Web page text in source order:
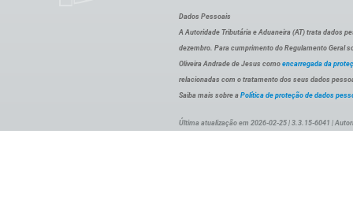
Dados Pessoais
A Autoridade Tributária e Aduaneira (AT) trata dados
dezembro. Para cumprimento do Regulamento Geral
Oliveira Andrade de Jesus como encarregada da
relacionadas com o tratamento dos seus dados
Saiba mais sobre a Política de proteção de dados
Última atualização em 2026-02-25 | 3.3.15-6041 |